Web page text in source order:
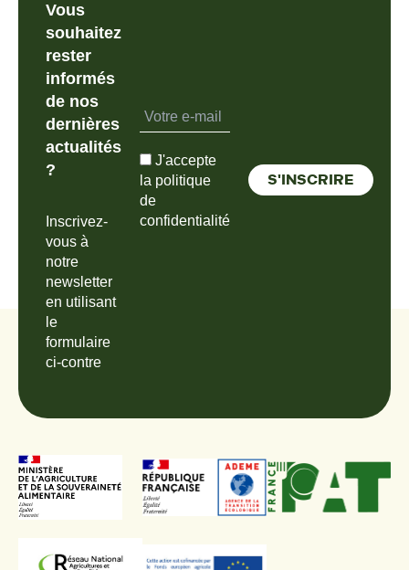
Vous
souhaitez
rester
informés
de nos
dernières
actualités
?
Inscrivez-
vous à
notre
newsletter
en utilisant
le
formulaire
ci-contre
J'accepte
la politique
de
confidentialité